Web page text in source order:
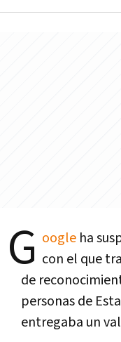
G oogle ha
con el que
de
personas de
entregaba un